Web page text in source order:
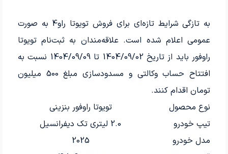
به تازگی شرایط تازه‌ای برای فروش تویوتا راو4 به صورت
عمومی اعلام شده است. علاقه‌مندان به ثبت‌نام تویوتا
راوفور باید از تاریخ 1404/09/02 تا 1404/09/09 نسبت به
افتتاح حساب وکالتی و مسدودسازی مبلغ 500 میلیون
تومان اقدام کنند.
نوع محصول
تویوتا راوفور بنزینی
تیپ خودرو
2.0 لیتری تک دیفرانسیل
مدل خودرو
2025